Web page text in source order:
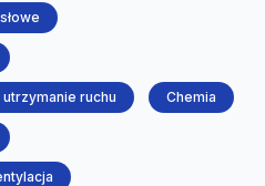
ruchu Chemia